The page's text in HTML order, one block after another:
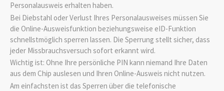
Personalausweis erhalten haben.
Bei Diebstahl oder Verlust Ihres Personalausweises müssen Sie
die Online-Ausweisfunktion beziehungsweise eID-Funktion
schnellstmöglich sperren lassen. Die Sperrung stellt sicher, dass
jeder Missbrauchsversuch sofort erkannt wird.
Wichtig ist: Ohne Ihre persönliche PIN kann niemand Ihre Daten
aus dem Chip auslesen und Ihren Online-Ausweis nicht nutzen.
Am einfachsten ist das Sperren über die telefonische